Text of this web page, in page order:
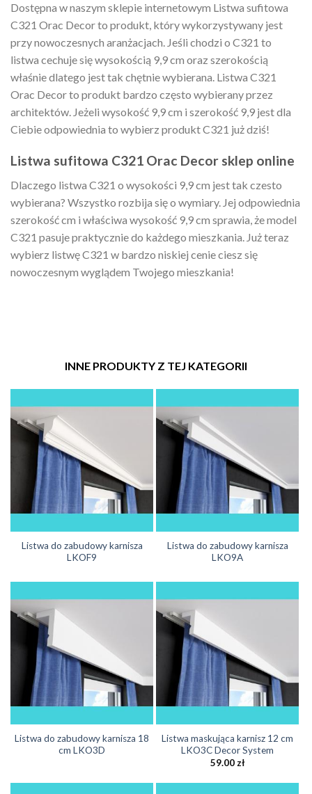
Dostępna w naszym sklepie internetowym Listwa sufitowa
C321 Orac Decor to produkt, który wykorzystywany jest
przy nowoczesnych aranżacjach. Jeśli chodzi o C321 to
listwa cechuje się wysokością 9,9 cm oraz szerokością
właśnie dlatego jest tak chętnie wybierana. Listwa C321
Orac Decor to produkt bardzo często wybierany przez
architektów. Jeżeli wysokość 9,9 cm i szerokość 9,9 jest dla
Ciebie odpowiednia to wybierz produkt C321 już dziś!
Listwa sufitowa C321 Orac Decor sklep online
Dlaczego listwa C321 o wysokości 9,9 cm jest tak czesto
wybierana? Wszystko rozbija się o wymiary. Jej odpowiednia
szerokość cm i właściwa wysokość 9,9 cm sprawia, że model
C321 pasuje praktycznie do każdego mieszkania. Już teraz
wybierz listwę C321 w bardzo niskiej cenie ciesz się
nowoczesnym wyglądem Twojego mieszkania!
INNE PRODUKTY Z TEJ KATEGORII
Listwa do zabudowy karnisza
LKOF9
Listwa do zabudowy karnisza
LKO9A
Listwa do zabudowy karnisza 18
cm LKO3D
Listwa maskująca karnisz 12 cm
LKO3C Decor System
59.00zł